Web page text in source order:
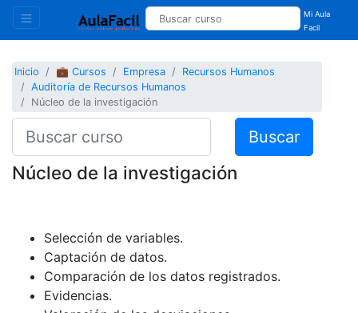
Mi Aula
Facil
Inicio 💼 Cursos Empresa
Recursos Humanos
Auditoría de Recursos Humanos
Núcleo de la investigación
Buscar
Núcleo de la investigación
Selección de variables.
Captación de datos.
Comparación de los datos registrados.
Evidencias.